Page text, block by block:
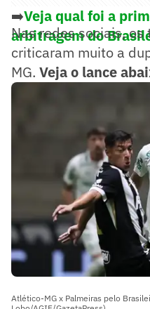
➡️Veja qual foi a
arbitragem do
Nas redes sociais,
criticaram muito a
MG. Veja o lance
Atlético-MG x Palmeiras pelo